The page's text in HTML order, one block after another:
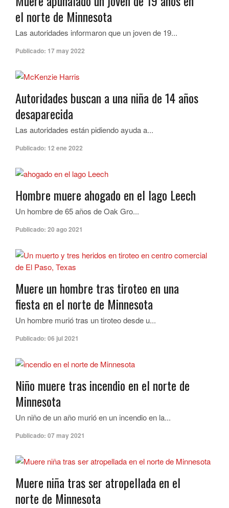
el norte de Minnesota
Las autoridades informaron que un joven de 19...
Publicado: 17 may 2022
Autoridades buscan a una niña de 14 años
desaparecida
Las autoridades están pidiendo ayuda a...
Publicado: 12 ene 2022
Hombre muere ahogado en el lago Leech
Un hombre de 65 años de Oak Gro...
Publicado: 20 ago 2021
Muere un hombre tras tiroteo en una
fiesta en el norte de Minnesota
Un hombre murió tras un tiroteo desde u...
Publicado: 06 jul 2021
Niño muere tras incendio en el norte de
Minnesota
Un niño de un año murió en un incendio en la...
Publicado: 07 may 2021
Muere niña tras ser atropellada en el
norte de Minnesota